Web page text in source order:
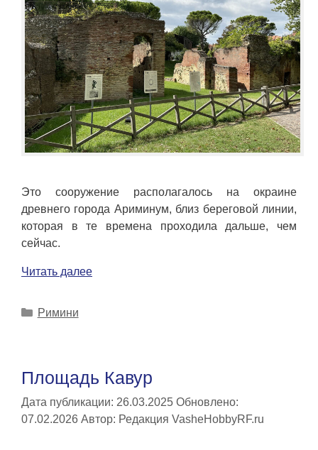
Это сооружение располагалось на окраине
древнего города Ариминум, близ береговой линии,
которая в те времена проходила дальше, чем
сейчас.
Читать далее
Рубрики
Римини
Площадь Кавур
Дата публикации: 26.03.2025 Обновлено:
07.02.2026 Автор: Редакция VasheHobbyRF.ru